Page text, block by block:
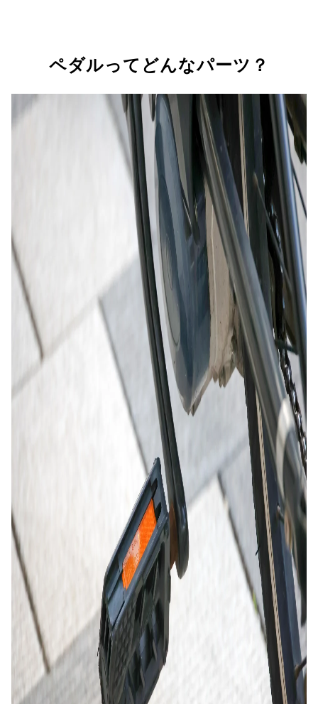
ペダルってどんなパーツ？